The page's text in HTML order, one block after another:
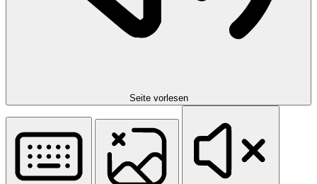
Seite vorlesen